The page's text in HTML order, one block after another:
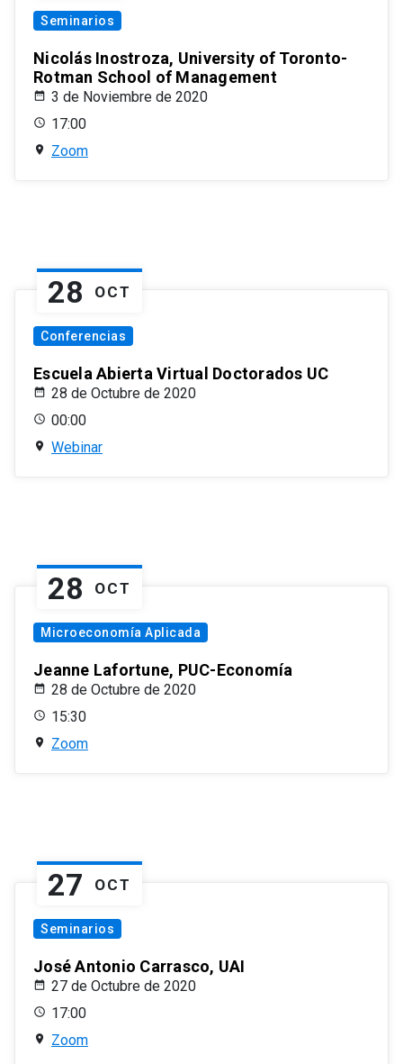
Seminarios
Nicolás Inostroza, University of Toronto-
Rotman School of Management
3 de Noviembre de 2020
17:00
Zoom
28 OCT
Conferencias
Escuela Abierta Virtual Doctorados UC
28 de Octubre de 2020
00:00
Webinar
28 OCT
Microeconomía Aplicada
Jeanne Lafortune, PUC-Economía
28 de Octubre de 2020
15:30
Zoom
27 OCT
Seminarios
José Antonio Carrasco, UAI
27 de Octubre de 2020
17:00
Zoom